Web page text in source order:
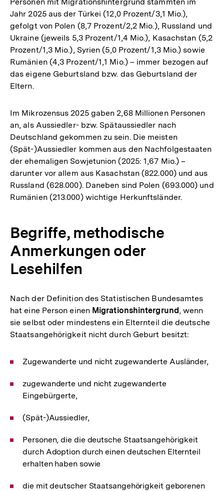
Jahr 2025 aus der Türkei (12,0 Prozent/3,1 Mio.),
gefolgt von Polen (8,7 Prozent/2,2 Mio.), Russland und
Ukraine (jeweils 5,3 Prozent/1,4 Mio.), Kasachstan (5,2
Prozent/1,3 Mio.), Syrien (5,0 Prozent/1,3 Mio.) sowie
Rumänien (4,3 Prozent/1,1 Mio.) – immer bezogen auf
das eigene Geburtsland bzw. das Geburtsland der
Eltern.
Im Mikrozensus 2025 gaben 2,68 Millionen Personen
an, als Aussiedler- bzw. Spätaussiedler nach
Deutschland gekommen zu sein. Die meisten
(Spät-)Aussiedler kommen aus den Nachfolgestaaten
der ehemaligen Sowjetunion (2025: 1,67 Mio.) –
darunter vor allem aus Kasachstan (822.000) und aus
Russland (628.000). Daneben sind Polen (693.000) und
Rumänien (213.000) wichtige Herkunftsländer.
Begriffe, methodische
Anmerkungen oder
Lesehilfen
Nach der Definition des Statistischen Bundesamtes
hat eine Person einen Migrationshintergrund, wenn
sie selbst oder mindestens ein Elternteil die deutsche
Staatsangehörigkeit nicht durch Geburt besitzt:
Zugewanderte und nicht zugewanderte Ausländer,
zugewanderte und nicht zugewanderte
Eingebürgerte,
(Spät-)Aussiedler,
Personen, die die deutsche Staatsangehörigkeit
durch Adoption durch einen deutschen Elternteil
erhalten haben sowie
die mit deutscher Staatsangehörigkeit geborenen